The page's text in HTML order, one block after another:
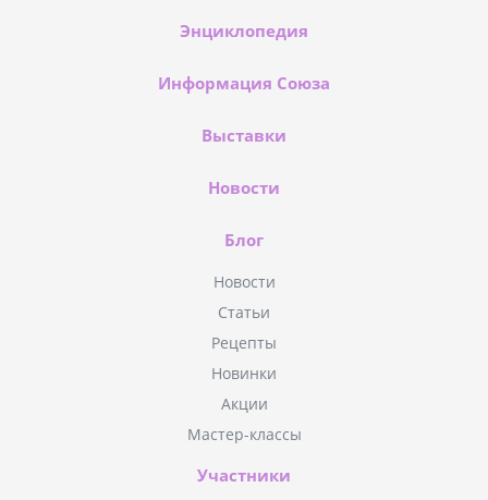
Энциклопедия
Информация Союза
Выставки
Новости
Блог
Новости
Статьи
Рецепты
Новинки
Акции
Мастер-классы
Участники